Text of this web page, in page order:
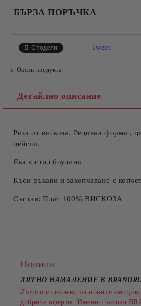
БЪРЗА ПОРЪЧКА
Съгласен съм сПолитиката за
Сподели Tweet
Оцени продукта
Детайлно описание
Риза от вискоза. Редовна форма ,
пейсли.
Яка в стил боулинг.
Къси ръкави и закопчаване с
Състав: Плат 100% ВИСКОЗА
Новини
ЛЯТНО НАМАЛЕНИЕ В
Лятото е сезонът на новите
добрите оферти. Именно затова